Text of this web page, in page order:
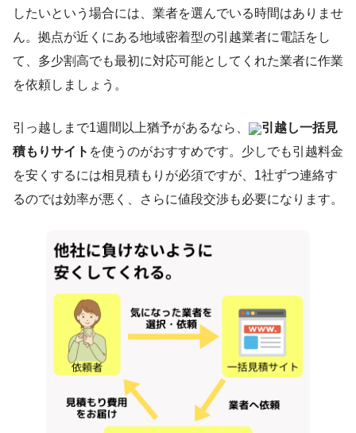
したいという場合には、業者を選んでいる時間はありませ
ん。拠点が近くにある地域密着型の引越業者に電話をし
て、多少割高でも最初に対応可能としてくれた業者に作業
を依頼しましょう。
引っ越しまで1週間以上猶予があるなら、
引越し一括見
積もりサイト を使うのがおすすめです。少しでも引越料金
を安くするには相見積もりが必須ですが、1社ずつ連絡す
るのでは効率が悪く、さらに値段交渉も必要になります。